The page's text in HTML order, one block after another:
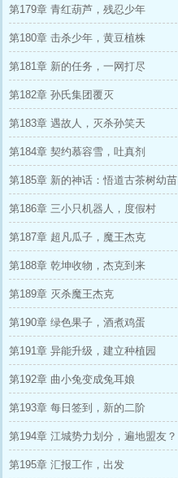
第179章 青红葫芦，残忍少年
第180章 击杀少年，黄豆植株
第181章 新的任务，一网打尽
第182章 孙氏集团覆灭
第183章 遇故人，灭杀孙笑天
第184章 契约慕容雪，吐真剂
第185章 新的神话：悟道古茶树幼苗
第186章 三小只机器人，度假村
第187章 超凡瓜子，魔王杰克
第188章 乾坤收物，杰克到来
第189章 灭杀魔王杰克
第190章 绿色果子，酒煮鸡蛋
第191章 异能升级，建立种植园
第192章 曲小兔变成兔耳娘
第193章 每日签到，新的二阶
第194章 江城势力划分，遍地盟友？
第195章 汇报工作，出发